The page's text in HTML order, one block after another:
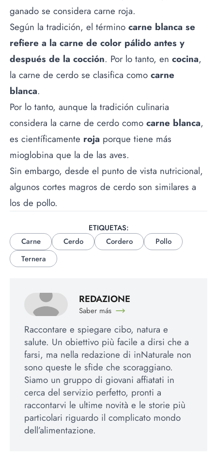
ganado se considera carne roja.
Según la tradición, el término carne blanca se
refiere a la carne de color pálido antes y
después de la cocción. Por lo tanto, en cocina,
la carne de cerdo se clasifica como carne
blanca.
Por lo tanto, aunque la tradición culinaria
considera la carne de cerdo como carne blanca,
es científicamente roja porque tiene más
mioglobina que la de las aves.
Sin embargo, desde el punto de vista nutricional,
algunos cortes magros de cerdo son similares a
los de pollo.
ETIQUETAS:
Carne
Cerdo Cordero
Pollo
Ternera
REDAZIONE
Saber más
Raccontare e spiegare cibo, natura e
salute. Un obiettivo più facile a dirsi che a
farsi, ma nella redazione di inNaturale non
sono queste le sfide che scoraggiano.
Siamo un gruppo di giovani affiatati in
cerca del servizio perfetto, pronti a
raccontarvi le ultime novità e le storie più
particolari riguardo il complicato mondo
dell’alimentazione.